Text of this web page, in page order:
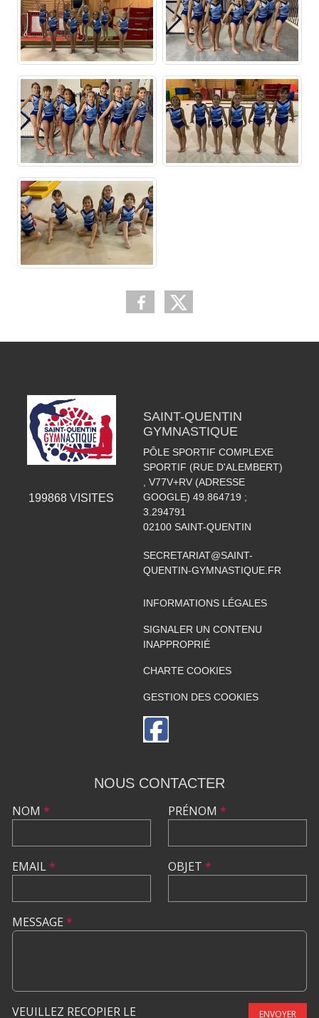
199868 VISITES
SAINT-QUENTIN
GYMNASTIQUE
PÔLE SPORTIF COMPLEXE
SPORTIF (RUE D'ALEMBERT)
, V77V+RV (ADRESSE
GOOGLE) 49.864719 ;
3.294791
02100 SAINT-QUENTIN
SECRETARIAT@SAINT-
QUENTIN-GYMNASTIQUE.FR
INFORMATIONS LÉGALES
SIGNALER UN CONTENU
INAPPROPRIÉ
CHARTE COOKIES
GESTION DES COOKIES
NOUS CONTACTER
NOM *
EMAIL*
PRÉNOM *
OBJET *
MESSAGE *
VEUILLEZ RECOPIER LE ENVOYER